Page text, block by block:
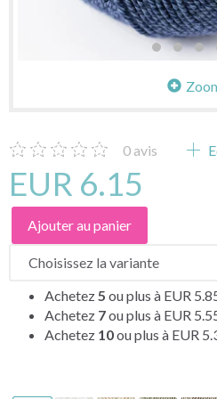
0 avis
EUR 6.15
Ajouter au panier
Achetez 5 ou plus à EUR
Achetez 7ou plus à EUR
Achetez 10ou plus à EUR